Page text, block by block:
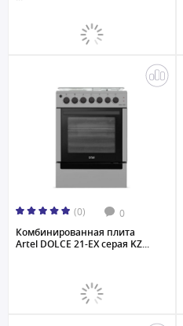
(0) 0
Комбинированная плита
Artel DOLCE 21-EX серая KZ...